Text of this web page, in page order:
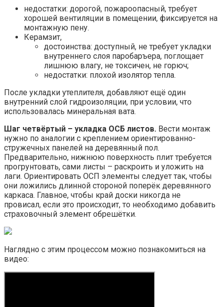
недостатки: дорогой, пожароопасный, требует
хорошей вентиляции в помещении, фиксируется на
монтажную пену.
Керамзит,
достоинства: доступный, не требует укладки
внутреннего слоя паробаръера, поглощает
лишнюю влагу, не токсичен, не горюч;
недостатки: плохой изолятор тепла.
После укладки утеплителя, добавляют ещё один
внутренний слой гидроизоляции, при условии, что
использовалась минеральная вата.
Шаг четвёртый – укладка ОСБ листов. Вести монтаж
нужно по аналогии с креплением ориентированно-
стружечных панелей на деревянный пол.
Предварительно, нижнюю поверхность плит требуется
прогрунтовать, сами листы – раскроить и уложить на
лаги. Ориентировать ОСП элементы следует так, чтобы
они ложились длинной стороной поперёк деревянного
каркаса. Главное, чтобы край доски никогда не
провисал, если это происходит, то необходимо добавить
страховочный элемент обрешётки.
Наглядно с этим процессом можно познакомиться на
видео: